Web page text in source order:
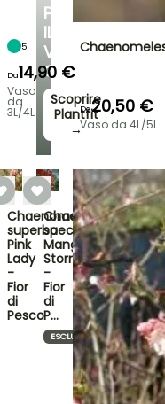
PER
IL
VOSTRO
GIARDINO
Scoprire
Plantfit
→
5
Da14,90 €
Vaso
da
3L/4L Da20,50 €
Vaso da 4L/5L
Chaenomeles
superba
Pink
Lady
-
Fior
di
Pesco
Chaenomeles
speciosa
Mango
Storm
-
Fior
di
P…
ESCLUSIVO